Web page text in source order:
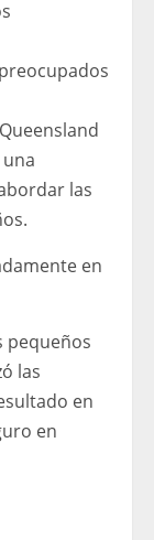
las
en
pequeños
las
en
en